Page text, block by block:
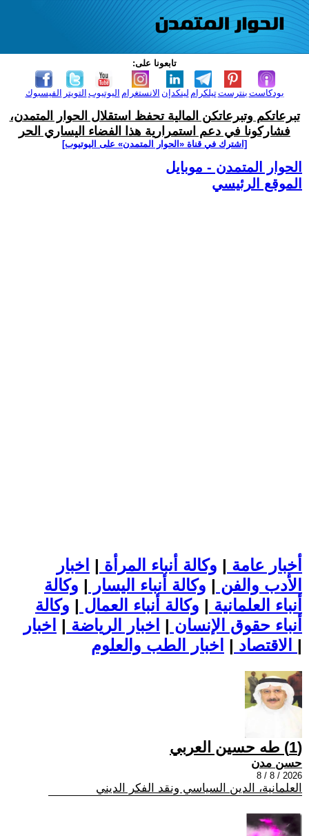
تابعونا على:
الفيسبوك التويتر اليوتيوب الانستغرام لينكدإن تيلكرامبنترست بودكاست
تبرعاتكم وتبرعاتكن المالية تحفظ استقلال الحوار المتمدن،
فشاركونا في دعم استمرارية هذا الفضاء اليساري الحر
[اشترك في قناة ‫«الحوار المتمدن» على اليوتيوب]
الحوار المتمدن - موبايل
الموقع الرئيسي
أخبار عامة | وكالة أنباء المرأة | اخبار
الأدب والفن | وكالة أنباء اليسار | وكالة
أنباء العلمانية | وكالة أنباء العمال | وكالة
أنباء حقوق الإنسان | اخبار الرياضة | اخبار
الاقتصاد | |
(1) طه حسين العربي
حسن مدن
2026 / 8 / 8
العلمانية، الدين السياسي ونقد الفكر الديني